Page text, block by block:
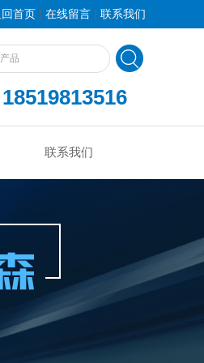
首页 | 在线留言 | 联系我们
18519813516
联系我们